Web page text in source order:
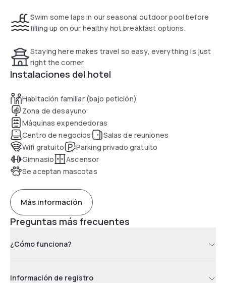
breakfast including eggs, meat, yoghurt, fresh fruit, cereals
and much more, including your choice of hot waffle flavours.
If you leave early, a Your Suite Success Grab & Go bag is
available for the two hours before breakfast. Business
travelers to this Texas hotel will appreciate amenities such
as a business centre and access to copy and fax services.
This hotel is an all-suite property. Each room features a
coffee maker, sofa bed, microwave and refrigerator. Relax in
our sparkling indoor pool or whirlpool and take advantage of
our free wireless high-speed Internet access.
Swim some laps in our seasonal outdoor pool before
filling up on our healthy hot breakfast options.
Staying here makes travel so easy, everything is just
right the corner.
Instalaciones del hotel
Habitación familiar (bajo petición)
Zona de desayuno
Máquinas expendedoras
Centro de negocios
Salas de reuniones
Wifi gratuito
Parking privado gratuito
Gimnasio
Ascensor
Se aceptan mascotas
Más información
Preguntas más frecuentes
¿Cómo funciona?
Información de registro